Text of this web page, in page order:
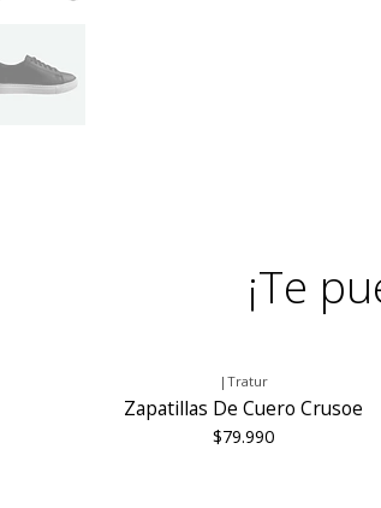
¡Te
| Tratur
Zapatillas De Cuero Crusoe
$79.990